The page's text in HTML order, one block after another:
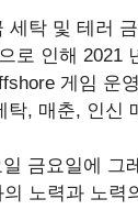
세탁 및 테러
로 인해 2021
게임 운
탁, 매춘, 인신
일 금요일에 그
노력과 노력